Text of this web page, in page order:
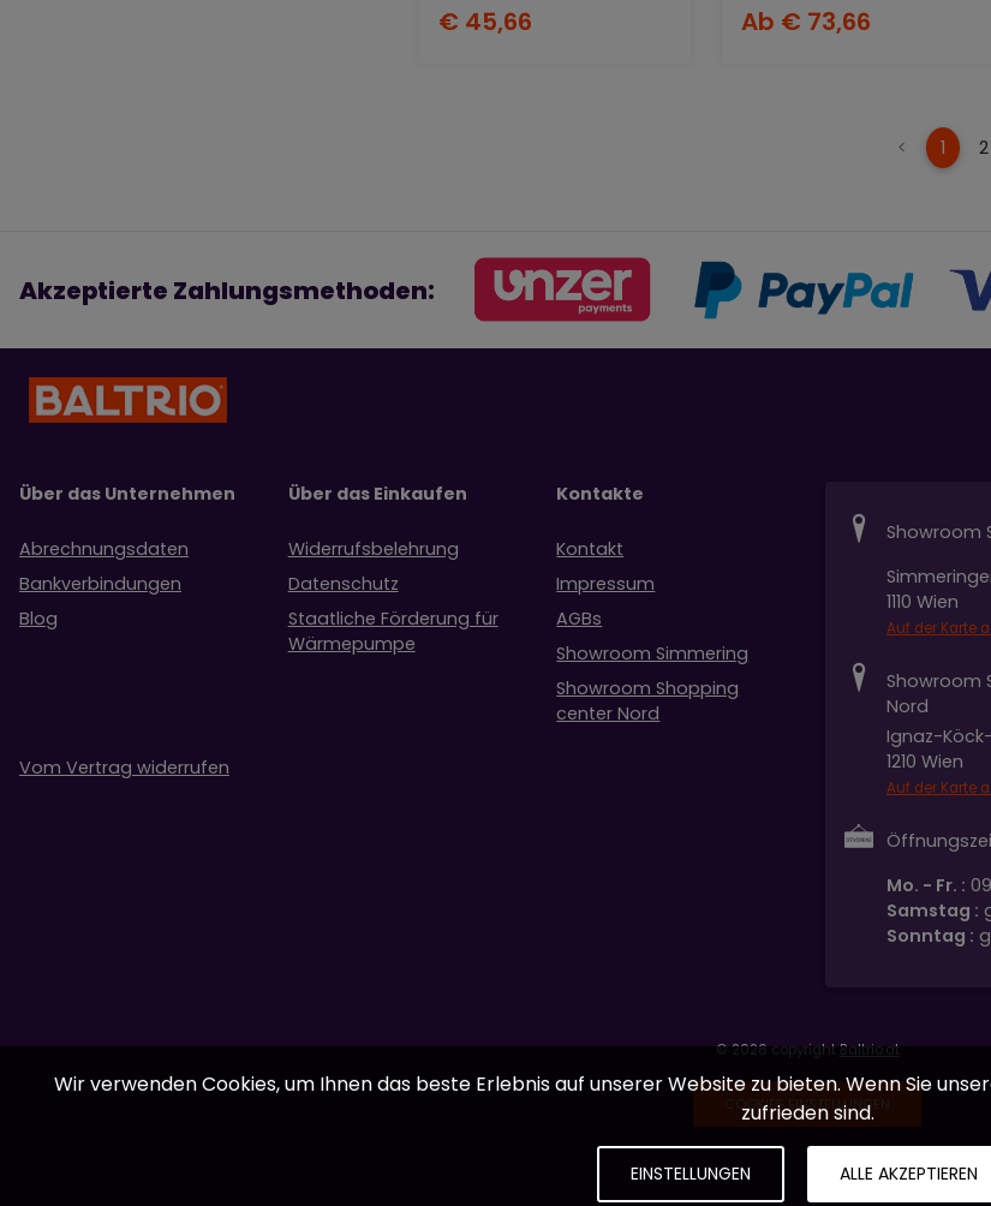
€ 45,66 Ab € 73,66
< 1 2
Akzeptierte Zahlungsmethoden:
Über das Unternehmen
Abrechnungsdaten
Bankverbindungen
Blog
Über das Einkaufen
Widerrufsbelehrung
Datenschutz
Staatliche Förderung für
Wärmepumpe
Kontakte
Kontakt
Impressum
AGBs
Showroom Simmering
Showroom Shopping
center Nord
Vom Vertrag widerrufen
Showroom
1110 Wien
Auf der Karte
Showroom
Nord
Ignaz-
1210 Wien
Auf der Karte
Mo. - Fr. :
Samstag :
Sonntag :
© 2026 copyrightBaltrio.at
COOKIES EINSTELLUNGEN
Wir verwenden Cookies, um Ihnen das beste Erlebnis auf unserer Website zu bieten. Wenn Sie
zufrieden sind.
EINSTELLUNGEN ALLE AKZEPTIEREN